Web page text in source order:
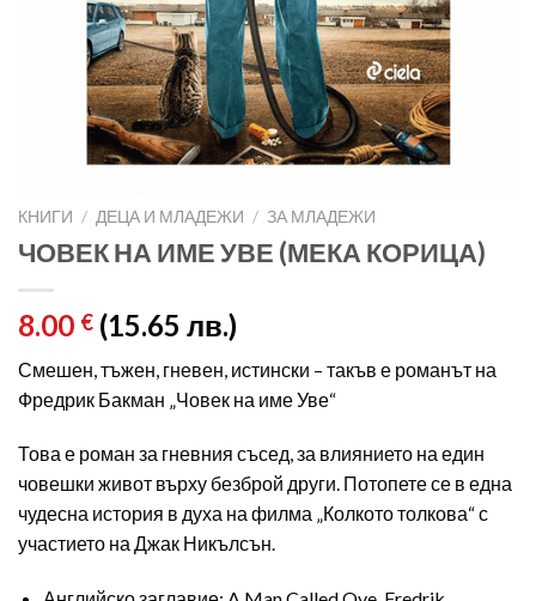
КНИГИ / ДЕЦА И МЛАДЕЖИ / ЗА МЛАДЕЖИ
ЧОВЕК НА ИМЕ УВЕ (МЕКА КОРИЦА)
8.00 € (15.65 лв.)
Смешен, тъжен, гневен, истински – такъв е романът на
Фредрик Бакман „Човек на име Уве“
Това е роман за гневния съсед, за влиянието на един
човешки живот върху безброй други. Потопете се в една
чудесна история в духа на филма „Колкото толкова“ с
участието на Джак Никълсън.